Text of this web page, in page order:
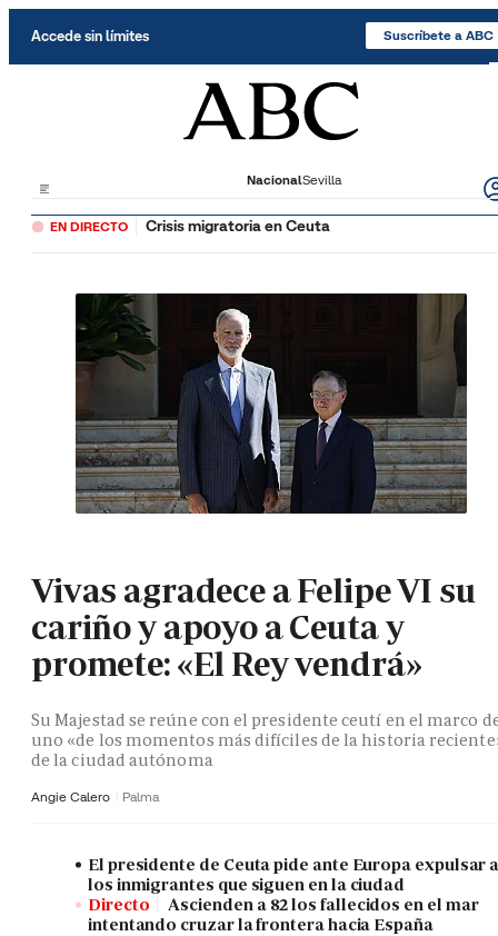
Accede sin límites Suscríbete a ABC
NacionalSevilla
EN DIRECTO Crisis migratoria en Ceuta
Vivas agradece a Felipe VI su
cariño y apoyo a Ceuta y
promete: «El Rey vendrá»
Su Majestad se reúne con el presidente ceutí en el marco
uno «de los momentos más difíciles de la historia
de la ciudad autónoma
Angie Calero Palma
El presidente de Ceuta pide ante Europa expulsar
los inmigrantes que siguen en la ciudad
Directo
Ascienden a 82 los fallecidos en el mar
intentando cruzar la frontera hacia España